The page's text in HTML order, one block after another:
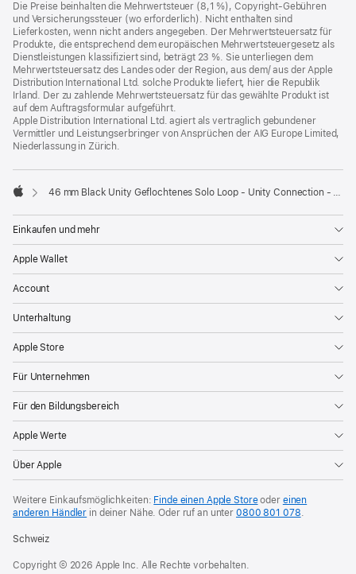
Die Preise beinhalten die Mehrwertsteuer (8,1 %), Copyright-Gebühren
und Versicherungssteuer (wo erforderlich). Nicht enthalten sind
Lieferkosten, wenn nicht anders angegeben. Der Mehrwertsteuersatz für
Produkte, die entsprechend dem europäischen Mehrwertsteuergesetz als
Dienstleistungen klassifiziert sind, beträgt 23 %. Sie unterliegen dem
Mehrwertsteuersatz des Landes oder der Region, aus dem/ aus der Apple
Distribution International Ltd. solche Produkte liefert, hier die Republik
Irland. Der zu zahlende Mehrwertsteuersatz für das gewählte Produkt ist
auf dem Auftragsformular aufgeführt.
Apple Distribution International Ltd. agiert als vertraglich gebundener
Vermittler und Leistungserbringer von Ansprüchen der AIG Europe Limited,
Niederlassung in Zürich.
46 mm Black Unity Geflochtenes Solo Loop - Unity Connection - Größe 11
Einkaufen und mehr
Apple Wallet
Account
Unterhaltung
Apple Store
Für Unternehmen
Für den Bildungsbereich
Apple Werte
Über Apple
Weitere Einkaufsmöglichkeiten: Finde einen Apple Storeoder einen
anderen Händler in deiner Nähe. Oder ruf an unter0800 801 078
Schweiz
Copyright © 2026 Apple Inc. Alle Rechte vorbehalten.